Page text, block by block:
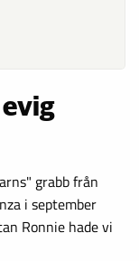
evig
grabb från
i september
Ronnie hade vi